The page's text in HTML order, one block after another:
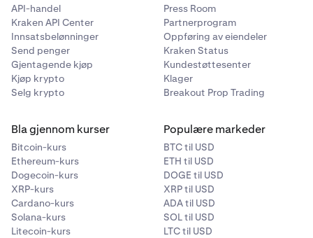
å tørke all data fra denne enheten fullstendig for å
unngå å kompromittere lommeboken din.
dine preferanser.
Android-enheter:
1 ÅpneInnstillinger -appen på Android-enheten din.
avhengig av enhetens versjon.
3
Finn og trykk på navnet på Kraken-lommebokappen
din.
4 Trykk på eller et lignende alternativ.
5
Slå på bryteren for å aktivere varsler for
lommebokappen.
3 Trykk på det røde -alternativet.
Hvis du ønsker å fjerne lommebøkene dine og Secret
Recovery Phrase fullstendig fra Kraken Wallet, kan du
ganske enkelt slette (avinstallere) din Kraken Wallet
mobilapp.
VIKTIG: Hvis du sletter (avinstallerer) din Kraken Wallet
mobilapp, er den eneste måten å få tilgang til eller
gjenopprette lommebøkene dine på med din Secret
Recovery Phrase.
Uten din Secret Recovery Phrase vil eiendelene dine gå
tapt for alltid.
API-handel
Kraken API Center
Innsatsbelønninger
Send penger
Gjentagende kjøp
Kjøp krypto
Selg krypto
Press Room
Partnerprogram
Oppføring av eiendeler
Kraken Status
Kundestøttesenter
Klager
Breakout Prop Trading
Bla gjennom kurser
Bitcoin-kurs
Ethereum-kurs
Dogecoin-kurs
XRP-kurs
Cardano-kurs
Solana-kurs
Litecoin-kurs
Populære markeder
BTC til USD
ETH til USD
DOGE til USD
XRP til USD
ADA til USD
SOL til USD
LTC til USD